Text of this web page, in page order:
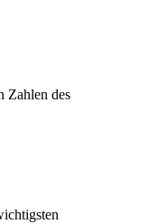
Zahlen des